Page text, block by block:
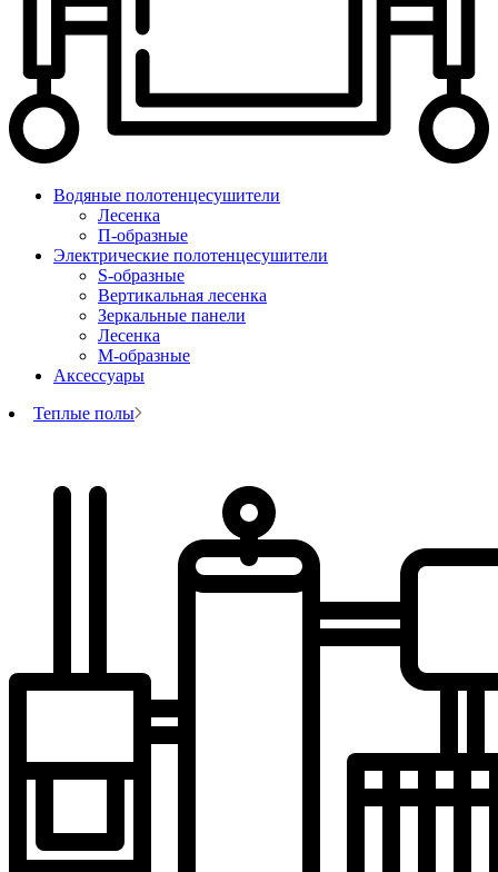
Водяные полотенцесушители
Лесенка
П-образные
Электрические полотенцесушители
S-образные
Вертикальная лесенка
Зеркальные панели
Лесенка
М-образные
Аксессуары
Теплые полы